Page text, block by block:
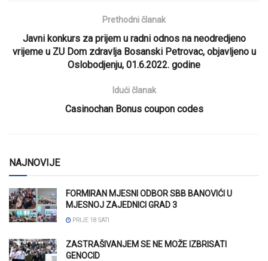
Prethodni članak
Javni konkurs za prijem u radni odnos na neodredjeno
vrijeme u ZU Dom zdravlja Bosanski Petrovac, objavljeno u
Oslobodjenju, 01.6.2022. godine
Idući članak
Casinochan Bonus coupon codes
NAJNOVIJE
FORMIRAN MJESNI ODBOR SBB BANOVIĆI U
MJESNOJ ZAJEDNICI GRAD 3
PRIJE 18 SATI
ZASTRAŠIVANJEM SE NE MOŽE IZBRISATI
GENOCID